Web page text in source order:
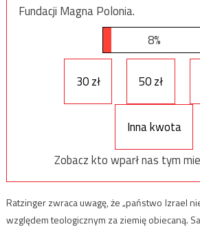
Fundacji Magna Polonia.
8%
30 zł 50 zł
Inna kwota
Zobacz kto wparł nas tym
Ratzinger zwraca uwagę, że „państwo Izrael
względem teologicznym za ziemię obiecaną.